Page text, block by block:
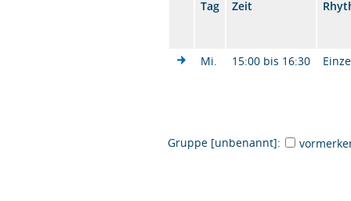
Tag Zeit
Mi. 15:00 bis 16:30
Gruppe [unbenannt]: